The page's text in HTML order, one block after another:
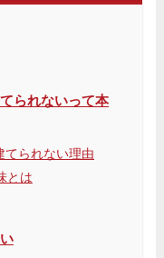
られないって本
てられない理由
とは